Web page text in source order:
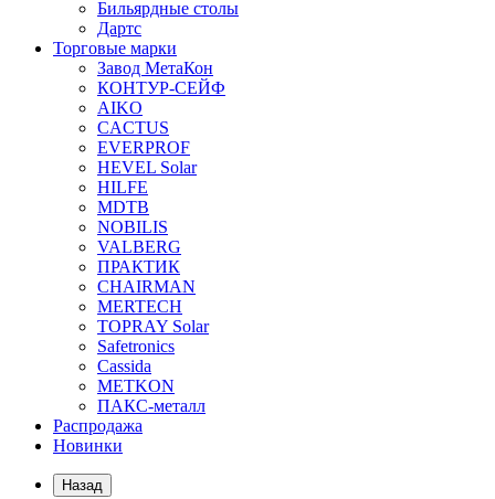
Бильярдные столы
Дартс
Торговые марки
Завод МетаКон
КОНТУР-СЕЙФ
AIKO
CACTUS
EVERPROF
HEVEL Solar
HILFE
MDTB
NOBILIS
VALBERG
ПРАКТИК
CHAIRMAN
MERTECH
TOPRAY Solar
Safetronics
Cassida
METKON
ПАКС-металл
Распродажа
Новинки
Назад